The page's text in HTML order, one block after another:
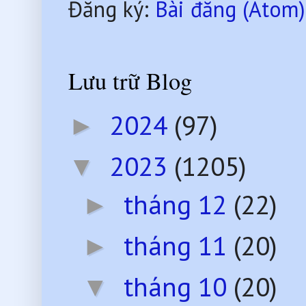
Đăng ký: Bài đăng (Atom)
Lưu trữ Blog
► 2024 (97)
▼ 2023 (1205)
► tháng 12 (22)
► tháng 11 (20)
▼ tháng 10 (20)